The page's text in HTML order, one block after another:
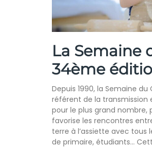
La Semaine
34ème
Depuis 1990, la Semaine
référent de la transmission
pour le plus grand nombre,
favorise les rencontres
terre à l’assiette avec tous
de primaire, étudiants…